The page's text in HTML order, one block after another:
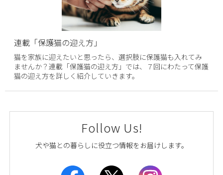
連載「保護猫の迎え方」
猫を家族に迎えたいと思ったら、選択肢に保護猫も入れてみ
ませんか？連載「保護猫の迎え方」では、７回にわたって保護
猫の迎え方を詳しく紹介していきます。
Follow Us!
犬や猫との暮らしに役立つ情報をお届けします。